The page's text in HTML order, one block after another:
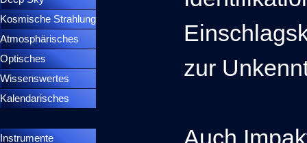
Kosmische Strahlung
Atmosphärisches
Optisches
Wissenswertes
Kalendarisches
Instrumente
zur
Auch